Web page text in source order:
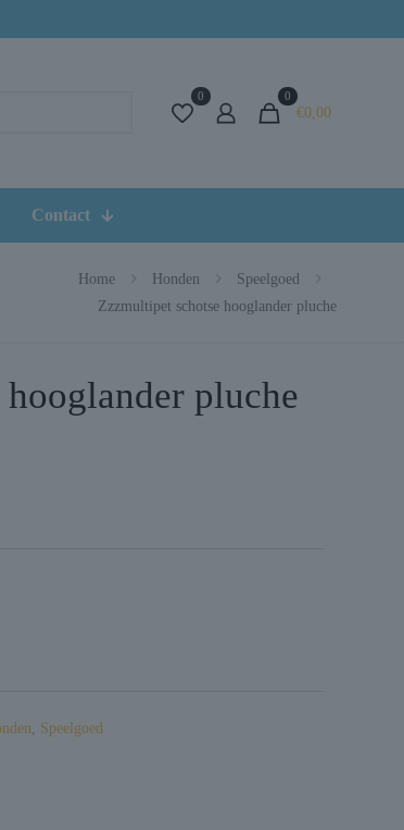
0 0
€0,00
Contact
Home Honden
Speelgoed
Zzzmultipet schotse hooglander pluche
pluche
Speelgoed